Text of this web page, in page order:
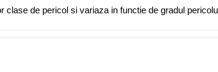
clase de pericol si variaza in functie de gradul